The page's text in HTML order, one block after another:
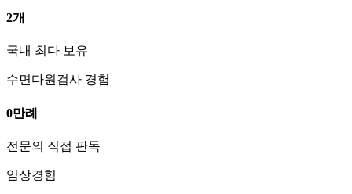
2개
국내 최다 보유
수면다원검사 경험
0만례
전문의 직접 판독
임상경험